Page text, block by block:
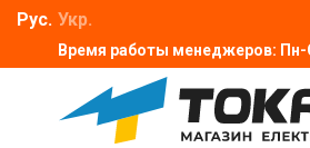
Время работы менеджеров: Пн-
Рус. Укр.